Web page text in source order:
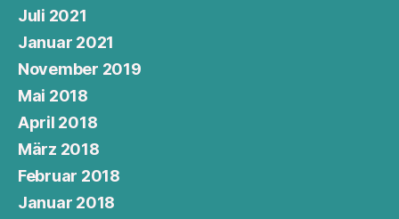
Juli 2021
Januar 2021
November 2019
Mai 2018
April 2018
März 2018
Februar 2018
Januar 2018